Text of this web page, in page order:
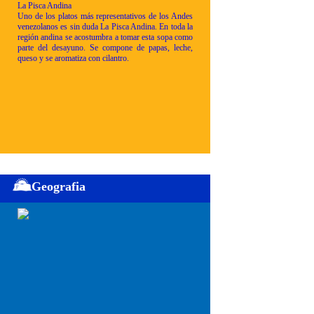
La Pisca Andina
Uno de los platos más representativos de los Andes
venezolanos es sin duda La Pisca Andina. En toda la
región andina se acostumbra a tomar esta sopa como
parte del desayuno. Se compone de papas, leche,
queso y se aromatiza con cilantro.
Geografia